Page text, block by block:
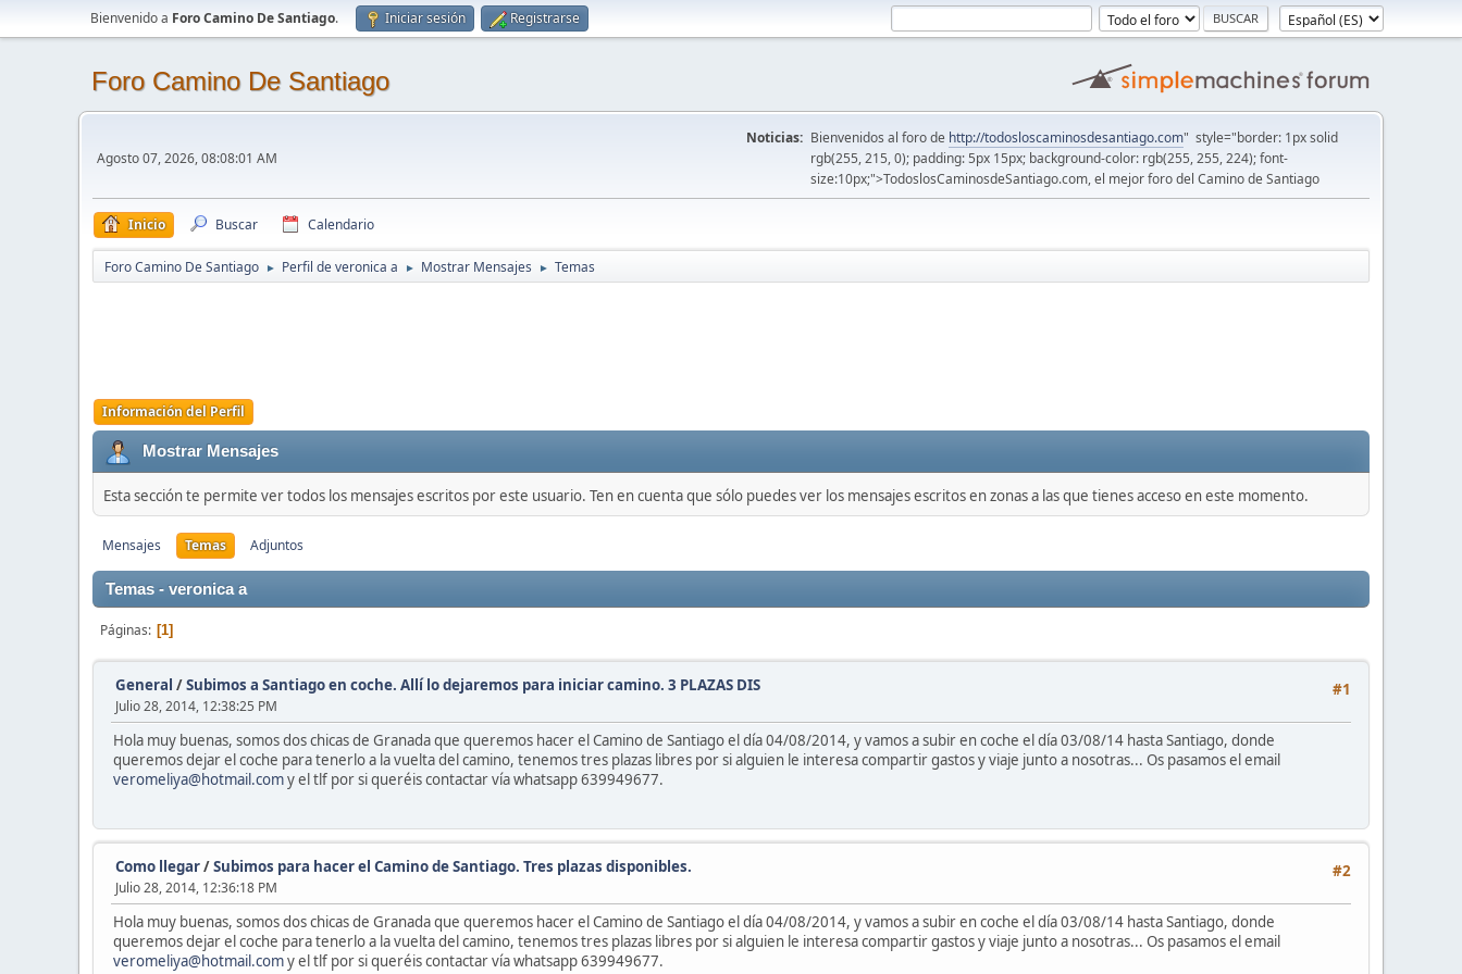
Bienvenido a Foro Camino De Santiago. Iniciar sesión Registrarse
Foro Camino De Santiago
Agosto 07, 2026, 08:08:01 AM
Noticias: Bienvenidos al foro de http://todosloscaminosdesantiago.com" style="border: 1px solid
rgb(255, 215, 0); padding: 5px 15px; background-color: rgb(255, 255, 224); font-
size:10px;">TodoslosCaminosdeSantiago.com, el mejor foro del Camino de Santiago
Inicio Buscar Calendario
Foro Camino De Santiago ► Perfil de veronica a ► Mostrar Mensajes ► Temas
Información del Perfil
Mostrar Mensajes
Esta sección te permite ver todos los mensajes escritos por este usuario. Ten en cuenta que sólo puedes ver los mensajes escritos en zonas a las que tienes acceso en este momento.
Mensajes Temas Adjuntos
Temas - veronica a
Páginas 1
#1
General /Subimos a Santiago en coche. Allí lo dejaremos para iniciar camino. 3 PLAZAS DIS
Julio 28, 2014, 12:38:25 PM
Hola muy buenas, somos dos chicas de Granada que queremos hacer el Camino de Santiago el día 04/08/2014, y vamos a subir en coche el día 03/08/14 hasta Santiago, donde
queremos dejar el coche para tenerlo a la vuelta del camino, tenemos tres plazas libres por si alguien le interesa compartir gastos y viaje junto a nosotras... Os pasamos el email
veromeliya@hotmail.comy el tlf por si queréis contactar vía whatsapp 639949677.
#2
Como llegar/Subimos para hacer el Camino de Santiago. Tres plazas disponibles.
Julio 28, 2014, 12:36:18 PM
Hola muy buenas, somos dos chicas de Granada que queremos hacer el Camino de Santiago el día 04/08/2014, y vamos a subir en coche el día 03/08/14 hasta Santiago, donde
queremos dejar el coche para tenerlo a la vuelta del camino, tenemos tres plazas libres por si alguien le interesa compartir gastos y viaje junto a nosotras... Os pasamos el email
veromeliya@hotmail.comy el tlf por si queréis contactar vía whatsapp 639949677.